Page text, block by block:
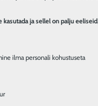
ja sellel on palju
ilma personali kohustuseta